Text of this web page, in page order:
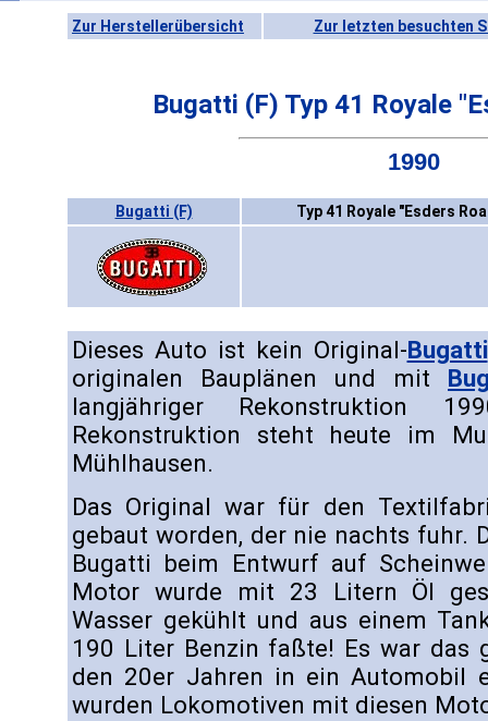
Zur Herstellerübersicht Zur letzten besuchten
Bugatti (F) Typ 41 Royale
1990
Bugatti (F) Typ 41 Royale "Esders
Dieses Auto ist kein Original-Bugatti
originalen Bauplänen und mit
langjähriger Rekonstruktion
Rekonstruktion steht heute im
Mühlhausen.
Das Original war für den
gebaut worden, der nie nachts fuhr.
Bugatti beim Entwurf auf
Motor wurde mit 23 Litern Öl
Wasser gekühlt und aus einem
190 Liter Benzin faßte! Es war das
den 20er Jahren in ein Automobil
wurden Lokomotiven mit diesen